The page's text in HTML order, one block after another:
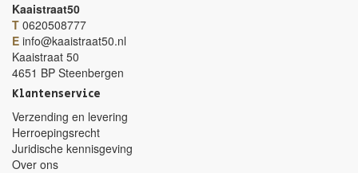
Kaaistraat50
T 0620508777
E info@kaaistraat50.nl
Kaaistraat 50
4651 BP Steenbergen
Klantenservice
Verzending en levering
Herroepingsrecht
Juridische kennisgeving
Over ons